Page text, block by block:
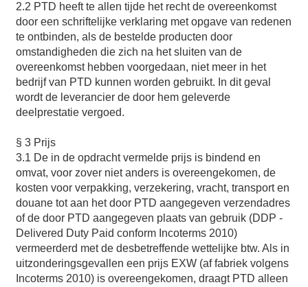
2.2 PTD heeft te allen tijde het recht de overeenkomst
door een schriftelijke verklaring met opgave van redenen
te ontbinden, als de bestelde producten door
omstandigheden die zich na het sluiten van de
overeenkomst hebben voorgedaan, niet meer in het
bedrijf van PTD kunnen worden gebruikt. In dit geval
wordt de leverancier de door hem geleverde
deelprestatie vergoed.
§ 3 Prijs
3.1 De in de opdracht vermelde prijs is bindend en
omvat, voor zover niet anders is overeengekomen, de
kosten voor verpakking, verzekering, vracht, transport en
douane tot aan het door PTD aangegeven verzendadres
of de door PTD aangegeven plaats van gebruik (DDP -
Delivered Duty Paid conform Incoterms 2010)
vermeerderd met de desbetreffende wettelijke btw. Als in
uitzonderingsgevallen een prijs EXW (af fabriek volgens
Incoterms 2010) is overeengekomen, draagt PTD alleen